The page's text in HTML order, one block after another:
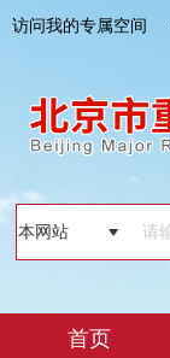
访问我的专属空间
首页